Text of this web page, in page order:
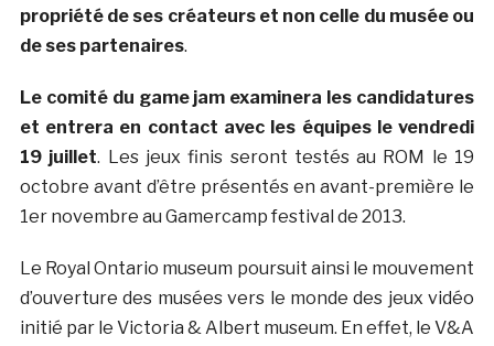
propriété de ses créateurs et non celle du musée ou
de ses partenaires.
Le comité du game jam examinera les candidatures
et entrera en contact avec les équipes le vendredi
19 juillet. Les jeux finis seront testés au ROM le 19
octobre avant d’être présentés en avant-première le
1er novembre au Gamercamp festival de 2013.
Le Royal Ontario museum poursuit ainsi le mouvement
d’ouverture des musées vers le monde des jeux vidéo
initié par le Victoria & Albert museum. En effet, le V&A